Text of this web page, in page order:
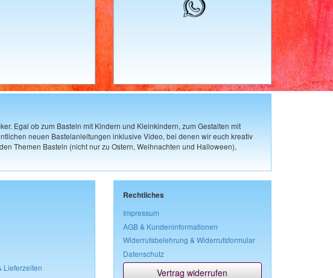
Egal ob zum Basteln mit Kindern und Kleinkindern, zum Gestalten mit
neuen Bastelanleitungen inklusive Video, bei denen wir euch kreativ
Themen Basteln (nicht nur zu Ostern, Weihnachten und Halloween),
Lieferzeiten
Rechtliches
Impressum
AGB & Kundeninformationen
Widerrufsbelehrung & Widerrufsformular
Datenschutz
Vertrag widerrufen